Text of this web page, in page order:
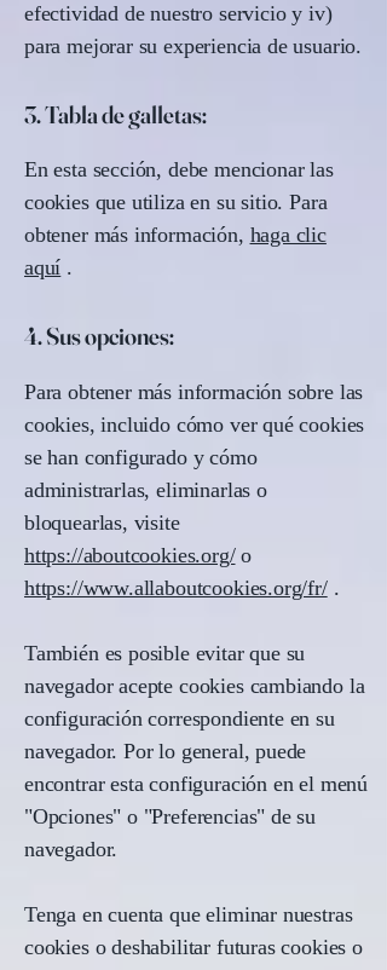
efectividad de nuestro servicio y iv)
para mejorar su experiencia de usuario.
3. Tabla de galletas:
En esta sección, debe mencionar las
cookies que utiliza en su sitio. Para
obtener más información, haga clic
aquí .
4. Sus opciones:
Para obtener más información sobre las
cookies, incluido cómo ver qué cookies
se han configurado y cómo
administrarlas, eliminarlas o
bloquearlas, visite
https://aboutcookies.org/o
https://www.allaboutcookies.org/fr/.
También es posible evitar que su
navegador acepte cookies cambiando la
configuración correspondiente en su
navegador. Por lo general, puede
encontrar esta configuración en el menú
"Opciones" o "Preferencias" de su
navegador.
Tenga en cuenta que eliminar nuestras
cookies o deshabilitar futuras cookies o